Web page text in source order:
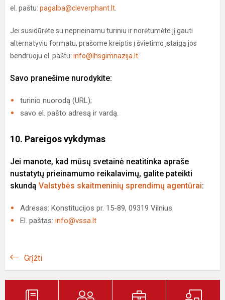
el. paštu: pagalba@cleverphant.lt
Jei susidūrėte su neprieinamu turiniu ir norėtumėte jį gauti
alternatyviu formatu, prašome kreiptis į švietimo įstaigą jos
bendruoju el. paštu: info@lhsgimnazija.lt
Savo pranešime nurodykite:
turinio nuorodą (URL);
savo el. pašto adresą ir vardą.
10. Pareigos vykdymas
Jei manote, kad mūsų svetainė neatitinka apraše
nustatytų prieinamumo reikalavimų, galite pateikti
skundą Valstybės skaitmeninių sprendimų agentūrai:
Adresas: Konstitucijos pr. 15-89, 09319 Vilnius
El. paštas: info@vssa.lt
Grįžti